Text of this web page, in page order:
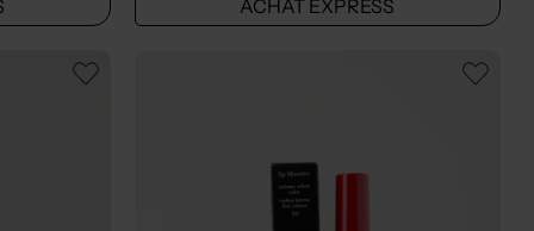
ACHAT EXPRESS